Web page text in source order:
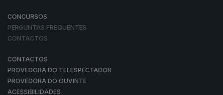
CONCURSOS
PERGUNTAS FREQUENTES
CONTACTOS
CONTACTOS
PROVEDORA DO TELESPECTADOR
PROVEDORA DO OUVINTE
ACESSIBILIDADES